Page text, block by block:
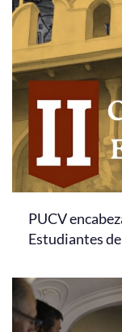
PUCV
Estudiantes